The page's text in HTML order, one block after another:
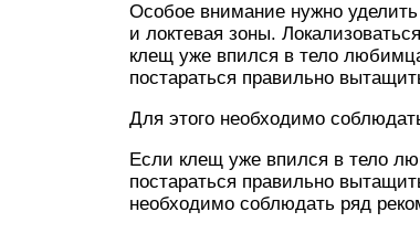
Особое внимание нужно
и локтевая зоны.
клещ уже впился в тело
постараться правильно
Для этого необходимо
Если клещ уже впился в тело
постараться правильно
необходимо соблюдать ряд